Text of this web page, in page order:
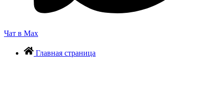
Чат в Max
Главная страница